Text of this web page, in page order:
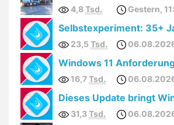
4,8Tsd. Gestern,
23,5Tsd.
16,7Tsd.
31,3Tsd.